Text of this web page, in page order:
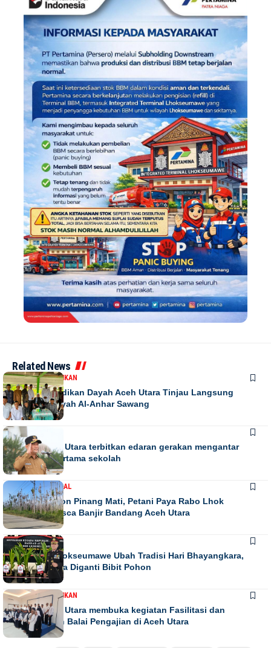
Related News
DAERAHPENDIDIKAN
Kadis Pendidikan Dayah Aceh Utara Tinjau Langsung
Relokasi Dayah Al-Anhar Sawang
DAERAH
Bupati Aceh Utara terbitkan edaran gerakan mengantar
anak hari pertama sekolah
DAERAHNASIONAL
Ribuan Pohon Pinang Mati, Petani Paya Rabo Lhok
Terpuruk Pasca Banjir Bandang Aceh Utara
DAERAHNEWS
Kapolres Lhokseumawe Ubah Tradisi Hari Bhayangkara,
Papan Bunga Diganti Bibit Pohon
DAERAHPENDIDIKAN
Bupati Aceh Utara membuka kegiatan Fasilitasi dan
pengawasan Balai Pengajian di Aceh Utara